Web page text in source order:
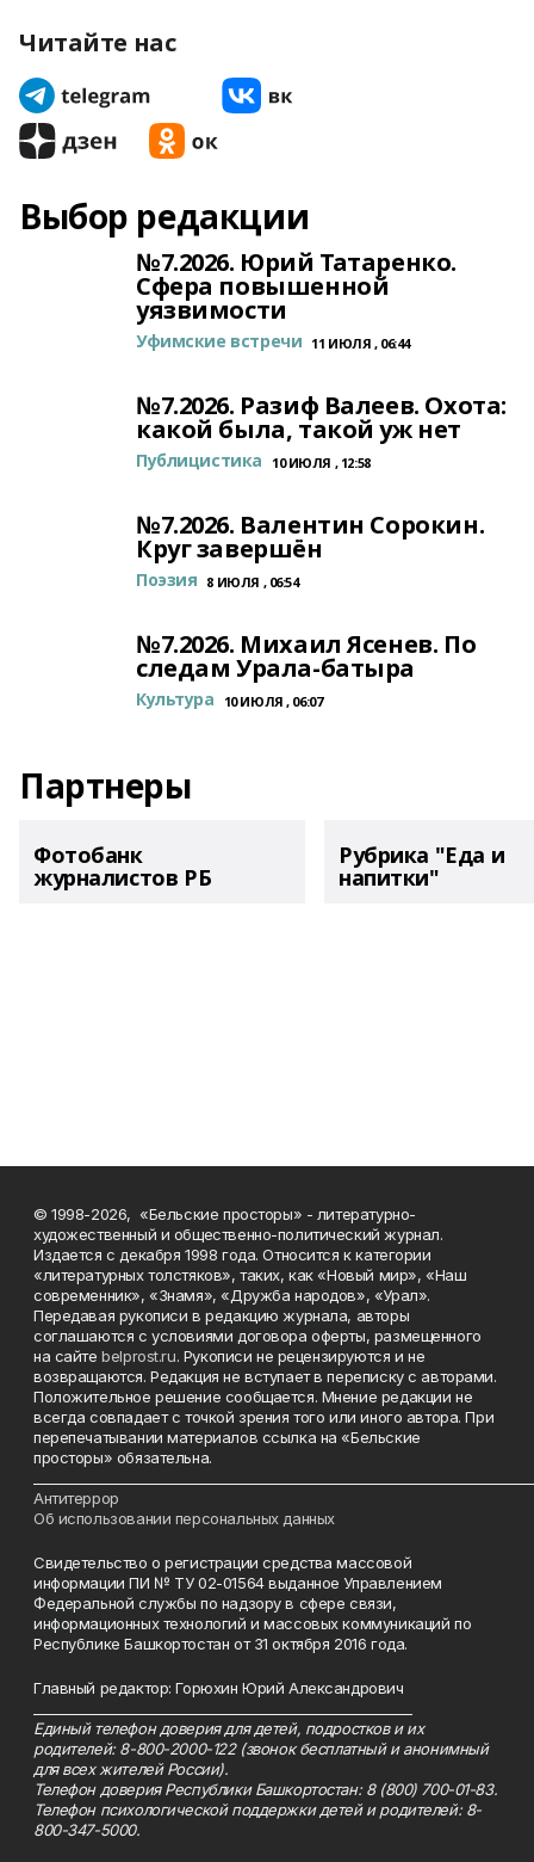
Читайте нас
Выбор редакции
№7.2026. Юрий Татаренко.
Сфера повышенной
уязвимости
Уфимские встречи 11 ИЮЛЯ , 06:44
№7.2026. Разиф Валеев. Охота:
какой была, такой уж нет
Публицистика 10 ИЮЛЯ , 12:58
№7.2026. Валентин Сорокин.
Круг завершён
Поэзия 8 ИЮЛЯ , 06:54
№7.2026. Михаил Ясенев. По
следам Урала-батыра
Культура 10 ИЮЛЯ , 06:07
Партнеры
Фотобанк
журналистов РБ
Рубрика "Еда и
напитки"
© 1998-2026, «Бельские просторы» - литературно-
художественный и общественно-политический журнал.
Издается с декабря 1998 года. Относится к категории
«литературных толстяков», таких, как «Новый мир», «Наш
современник», «Знамя», «Дружба народов», «Урал».
Передавая рукописи в редакцию журнала, авторы
соглашаются с условиями договора оферты, размещенного
на сайтеbelprost.ru. Рукописи не рецензируются и не
возвращаются. Редакция не вступает в переписку с авторами.
Положительное решение сообщается. Мнение редакции не
всегда совпадает с точкой зрения того или иного автора. При
перепечатывании материалов ссылка на «Бельские
просторы» обязательна.
Антитеррор
Об использовании персональных данных
Свидетельство о регистрации средства массовой
информации ПИ № ТУ 02-01564 выданное Управлением
Федеральной службы по надзору в сфере связи,
информационных технологий и массовых коммуникаций по
Республике Башкортостан от 31 октября 2016 года.
Главный редактор: Горюхин Юрий Александрович
Единый телефон доверия для детей, подростков и их
родителей: 8-800-2000-122 (звонок бесплатный и анонимный
для всех жителей России).
Телефон доверия Республики Башкортостан: 8 (800) 700-01-83.
Телефон психологической поддержки детей и родителей: 8-
800-347-5000.